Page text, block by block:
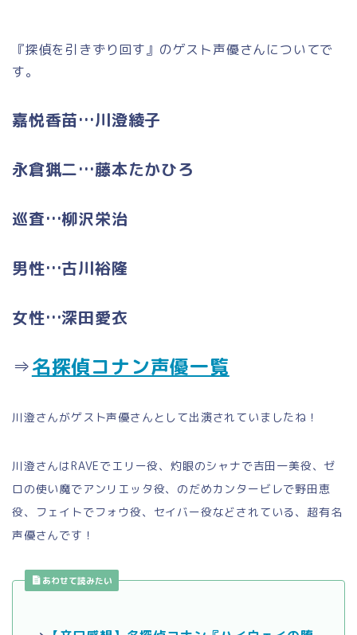
『探偵を引きずり回す』のゲスト声優さんについてで
す。
嘉悦香苗…川澄綾子
永倉猟二…藤本たかひろ
巡査…柳沢栄治
男性…古川裕隆
女性…深田愛衣
⇒名探偵コナン声優一覧
川澄さんがゲスト声優さんとして出演されていましたね！
川澄さんはRAVEでエリー役、灼眼のシャナで吉田一美役、ゼ
ロの使い魔でアンリエッタ役、のだめカンタービレで野田恵
役、フェイトでフォウ役、セイバー役などされている、超有名
声優さんです！
あわせて読みたい